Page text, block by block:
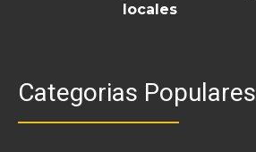
locales
Categorias Populares